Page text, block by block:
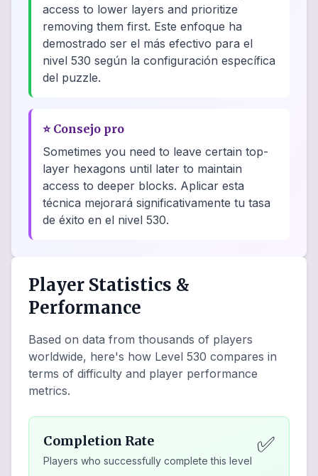
access to lower layers and prioritize
removing them first. Este enfoque ha
demostrado ser el más efectivo para el
nivel 530 según la configuración específica
del puzzle.
⭐ Consejo pro
Sometimes you need to leave certain top-
layer hexagons until later to maintain
access to deeper blocks. Aplicar esta
técnica mejorará significativamente tu tasa
de éxito en el nivel 530.
Player Statistics &
Performance
Based on data from thousands of players
worldwide, here's how Level 530 compares in
terms of difficulty and player performance
metrics.
Completion Rate
Players who successfully complete this level
✅